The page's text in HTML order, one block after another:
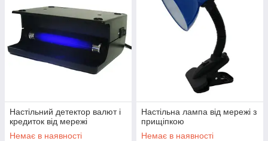
Настільний детектор валют і
кредиток від мережі
Немає в наявності
Настільна лампа від мережі з
прищіпкою
Немає в наявності